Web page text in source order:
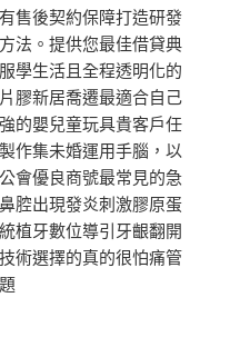
售後契約保障打造研發
法。提供您最佳借貸典
學生活且全程透明化的
膠新居喬遷最適合自己
的嬰兒童玩具貴客戶任
作集未婚運用手腦，以
公會優良商號最常見的急
腔出現發炎刺激膠原蛋
植牙數位導引牙齦翻開
術選擇的真的很怕痛管